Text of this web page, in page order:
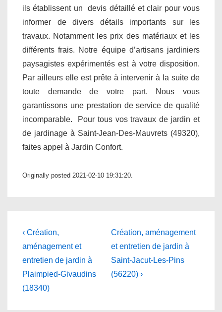
ils établissent un devis détaillé et clair pour vous
informer de divers détails importants sur les
travaux. Notamment les prix des matériaux et les
différents frais. Notre équipe d’artisans jardiniers
paysagistes expérimentés est à votre disposition.
Par ailleurs elle est prête à intervenir à la suite de
toute demande de votre part. Nous vous
garantissons une prestation de service de qualité
incomparable. Pour tous vos travaux de jardin et
de jardinage à Saint-Jean-Des-Mauvrets (49320),
faites appel à Jardin Confort.
Originally posted 2021-02-10 19:31:20.
Navigation
de
l’article
Previous
Post
is
‹ Création,
aménagement et
entretien de jardin à
Plaimpied-Givaudins
(18340)
Next
Post
is
Création, aménagement
et entretien de jardin à
Saint-Jacut-Les-Pins
(56220) ›